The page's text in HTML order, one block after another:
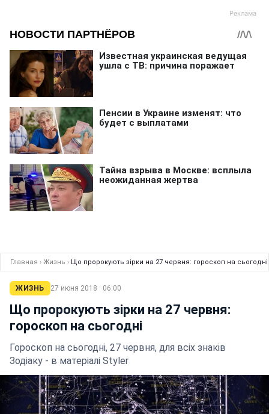
Главная › Жизнь › Що пророкують зірки на 27 червня: гороскоп на сьогодні
ЖИЗНЬ 27 июня 2018 · 06:00
Що пророкують зірки на 27 червня:
гороскоп на сьогодні
Гороскоп на сьогодні, 27 червня, для всіх знаків
Зодіаку - в матеріалі Styler